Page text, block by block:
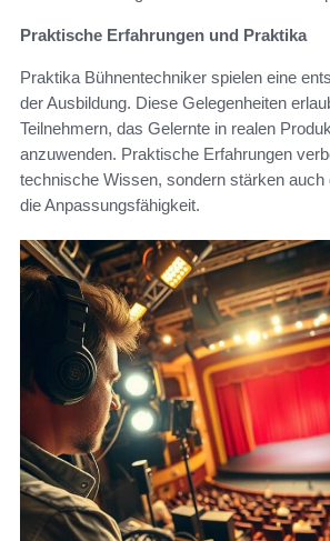
Praktische Erfahrungen und Praktika
Praktika Bühnentechniker spielen eine
der Ausbildung. Diese Gelegenheiten
Teilnehmern, das Gelernte in realen
anzuwenden. Praktische Erfahrungen
technische Wissen, sondern stärken auch
die Anpassungsfähigkeit.